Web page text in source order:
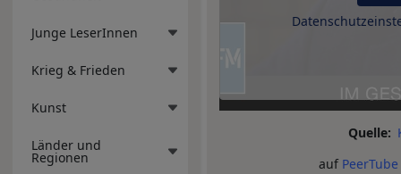
Junge LeserInnen
Krieg & Frieden
Kunst
Länder und
Regionen
Quelle
auf